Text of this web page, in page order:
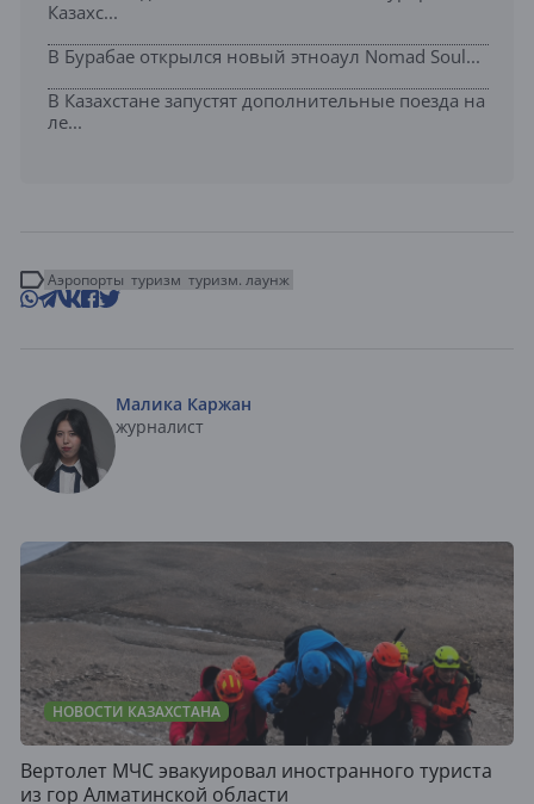
Казахс...
В Бурабае открылся новый этноаул Nomad Soul...
В Казахстане запустят дополнительные поезда на
ле...
Аэропорты туризм туризм. лаунж
Малика Каржан
журналист
НОВОСТИ КАЗАХСТАНА
Вертолет МЧС эвакуировал иностранного туриста
из гор Алматинской области